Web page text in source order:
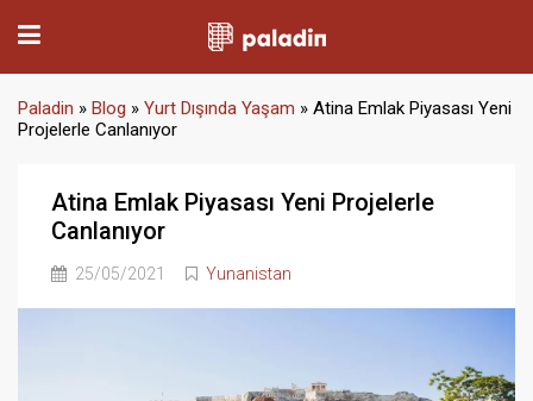
Paladin » Blog » Yurt Dışında Yaşam » Atina Emlak Piyasası Yeni
Projelerle Canlanıyor
Atina Emlak Piyasası Yeni Projelerle
Canlanıyor
25/05/2021 Yunanistan